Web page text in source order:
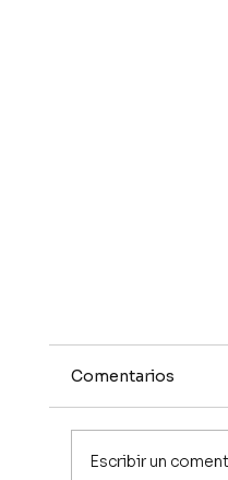
Comentarios
Escribir un